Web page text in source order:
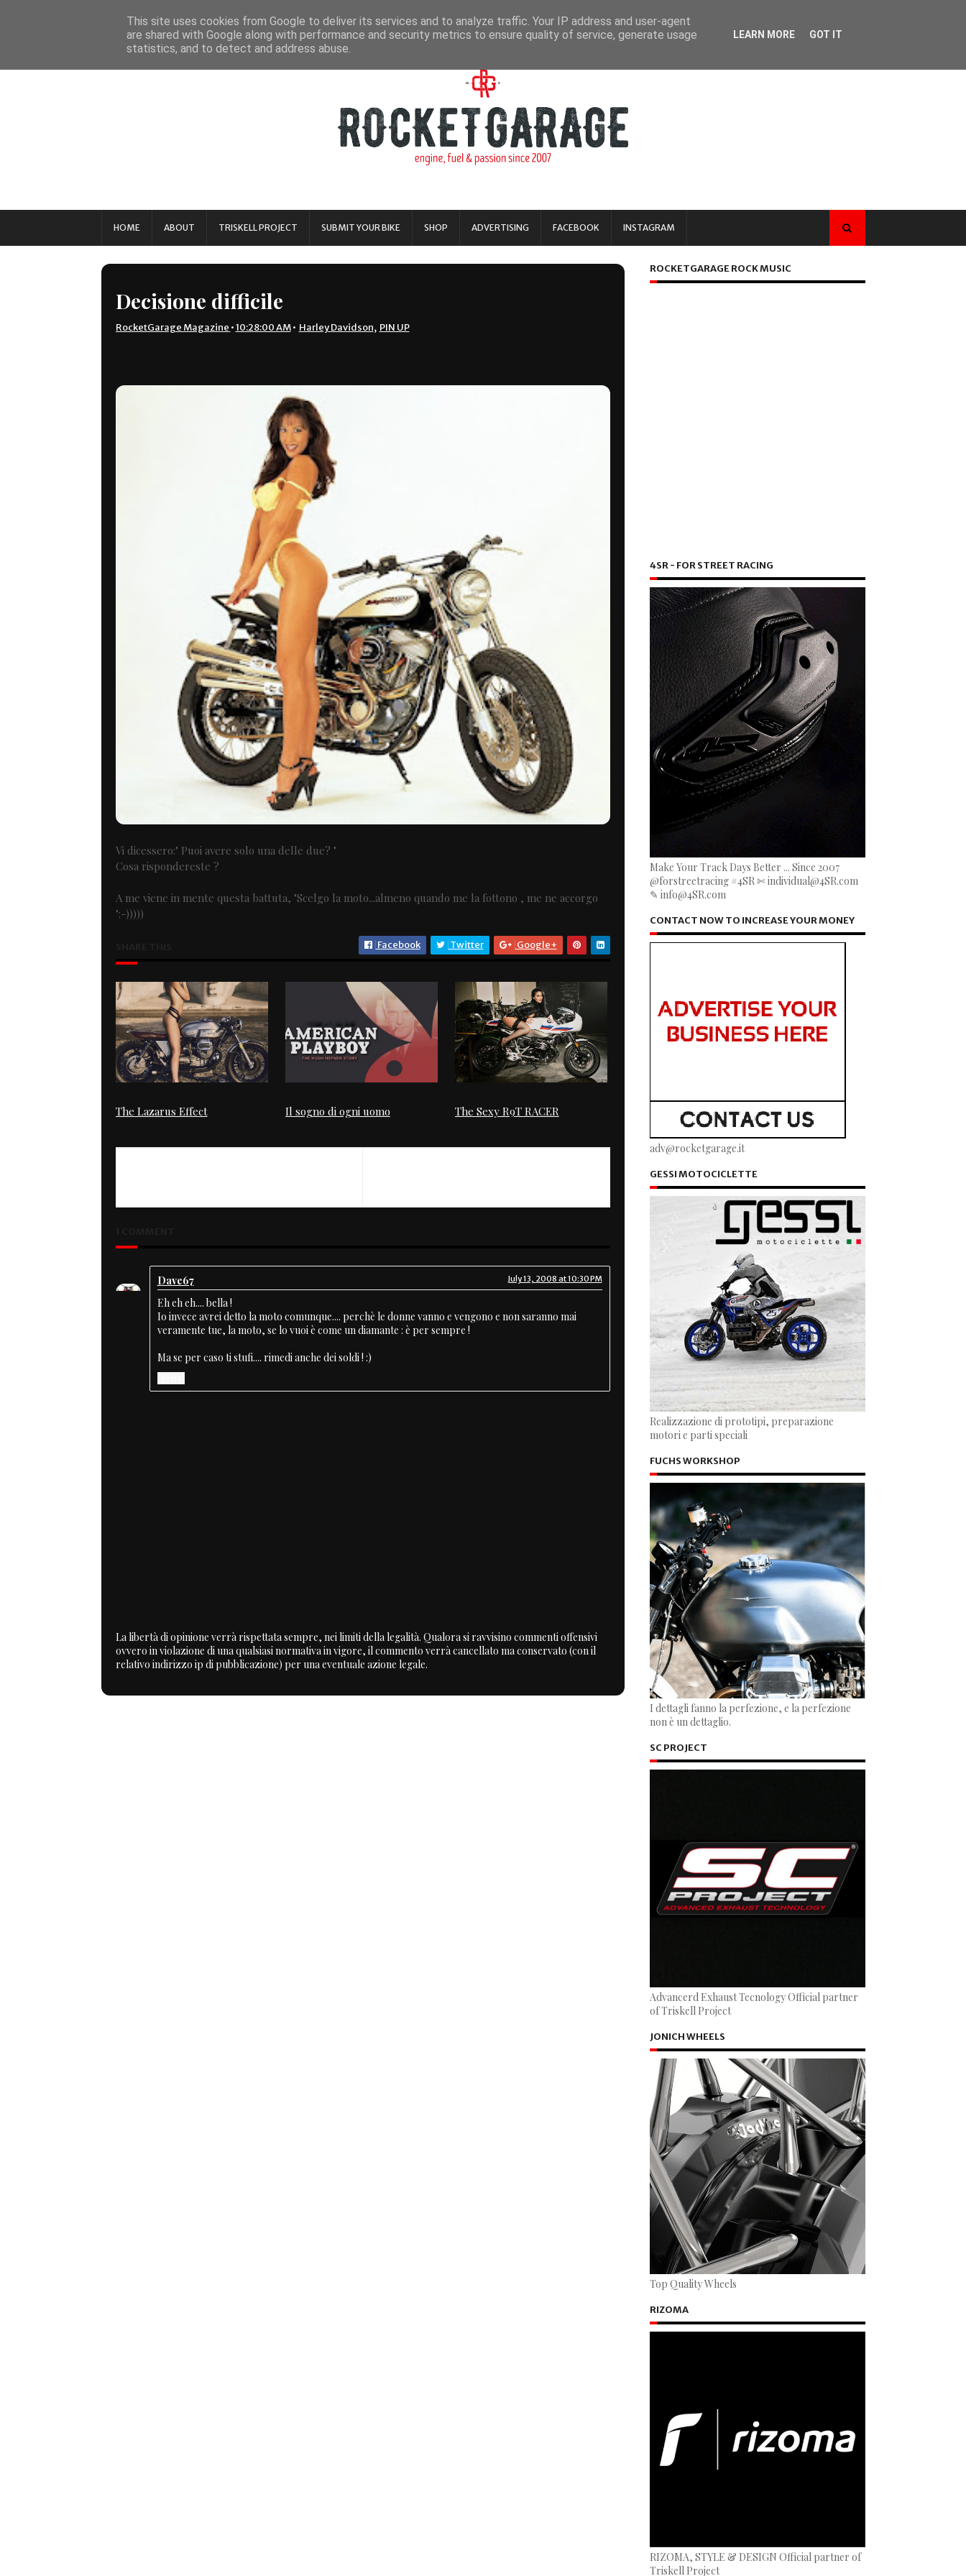
HOME ABOUT TRISKELL PROJECT SUBMIT YOUR BIKE SHOP ADVERTISING FACEBOOK INSTAGRAM
Decisione difficile
RocketGarage Magazine •10:28:00 AM • Harley Davidson, PIN UP
Vi dicessero:" Puoi avere solo una delle due? "
Cosa rispondereste ?
A me viene in mente questa battuta, "Scelgo la moto...almeno quando me la fottono , me ne accorgo
":-)))))
Facebook Twitter Google+
The Lazarus Effect Il sogno di ogni uomo The Sexy R9T RACER
Dave67 July 13, 2008 at 10:30 PM
Eh eh eh.... bella !
Io invece avrei detto la moto comunque.... perchè le donne vanno e vengono e non saranno mai
veramente tue, la moto, se lo vuoi è come un diamante : è per sempre !
Ma se per caso ti stufi.... rimedi anche dei soldi ! :)
La libertà di opinione verrà rispettata sempre, nei limiti della legalità. Qualora si ravvisino commenti offensivi
ovvero in violazione di una qualsiasi normativa in vigore, il commento verrà cancellato ma conservato (con il
relativo indirizzo ip di pubblicazione) per una eventuale azione legale.
ROCKETGARAGE ROCK MUSIC
4SR - FOR STREET RACING
Make Your Track Days Better ... Since 2007
@forstreetracing #4SR ✄ individual@4SR.com
✎ info@4SR.com
CONTACT NOW TO INCREASE YOUR MONEY
adv@rocketgarage.it
GESSI MOTOCICLETTE
Realizzazione di prototipi, preparazione
motori e parti speciali
FUCHS WORKSHOP
I dettagli fanno la perfezione, e la perfezione
non è un dettaglio.
SC PROJECT
Advancerd Exhaust Tecnology Official partner
of Triskell Project
JONICH WHEELS
Top Quality Wheels
RIZOMA
RIZOMA, STYLE & DESIGN Official partner of
Triskell Project
This site uses cookies from Google to deliver its services and to analyze traffic. Your IP address and user-agent
are shared with Google along with performance and security metrics to ensure quality of service, generate usage
statistics, and to detect and address abuse.
LEARN MORE GOT IT